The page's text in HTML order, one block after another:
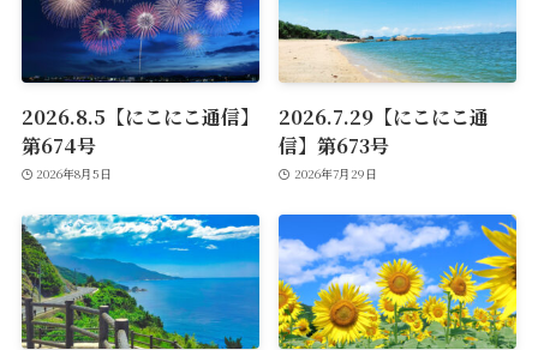
2026.8.5【にこにこ通信】
第674号
2026年8月5日
2026.7.29【にこにこ通
信】第673号
2026年7月29日